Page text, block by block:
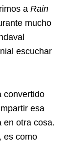
a Rain
mucho
escuchar
convertido
esa
en otra cosa.
es como